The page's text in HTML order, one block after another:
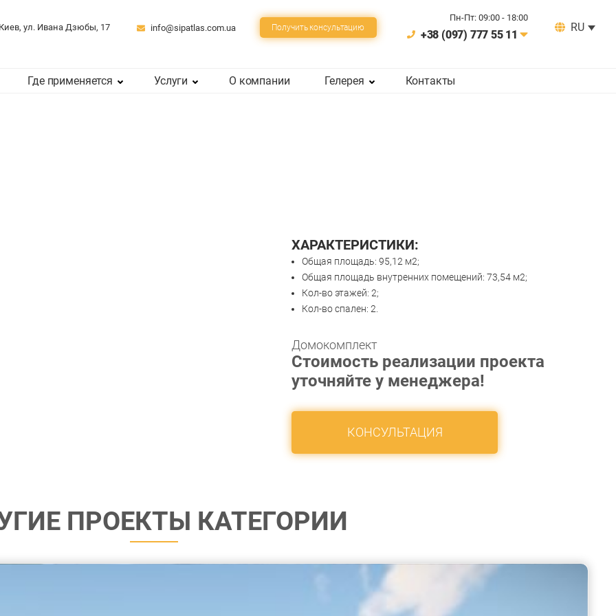
ул. Ивана Дзюбы, 17 info@sipatlas.com.ua Получить консультацию
Пн-Пт: 09:00 - 18:00
+38 (097) 777 55 11
RU
Где применяется Услуги О компании Гелерея Контакты
ХАРАКТЕРИСТИКИ:
Общая площадь: 95,12 м2;
Общая площадь внутренних помещений: 73,54 м2;
Кол-во этажей: 2;
Кол-во спален: 2.
Домокомплект
Стоимость реализации проекта
уточняйте у менеджера!
КОНСУЛЬТАЦИЯ
ПРОЕКТЫ КАТЕГОРИИ